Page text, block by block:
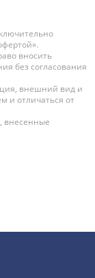
вносить
без согласования
внешний вид и
и отличаться от
внесенные